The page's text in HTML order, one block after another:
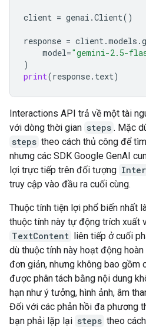
client = genai .Client()
response = client.models .
model="gemini-2.5-
)
print(response. text)
Interactions API trả về một tài
với dòng thời gian steps . Mặc
steps theo cách thủ công để
nhưng các SDK Google GenAI
lợi trực tiếp trên đối tượng
truy cập vào đầu ra cuối cùng.
Thuộc tính tiện lợi phổ biến nhất
thuộc tính này tự động trích xuất
TextContent liên tiếp ở cuối
dù thuộc tính này hoạt động
đơn giản, nhưng không bao gồm
được phân tách bằng nội dung
hạn như ý tưởng, hình ảnh, âm
Đối với các phản hồi đa phương
bạn phải lặp lại steps theo